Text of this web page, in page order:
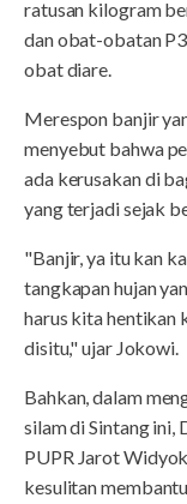
ratusan kilogram
dan obat-obatan
obat diare.
Merespon banjir
menyebut bahwa
ada kerusakan di
yang terjadi sejak
"Banjir, ya itu kan
tangkapan hujan
harus kita hentikan
disitu," ujar Jokowi.
Bahkan, dalam
silam di Sintang ini,
PUPR Jarot
kesulitan